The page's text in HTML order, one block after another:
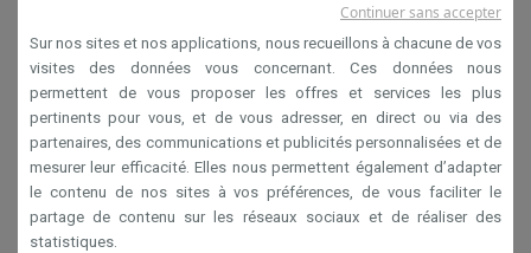
Conditions générales de vente
Privacy
Disclaimer
Cookies
Sur nos sites et nos applications, nous recueillons à chacune de vos
visites des données vous concernant. Ces données nous
permettent de vous proposer les offres et services les plus
pertinents pour vous, et de vous adresser, en direct ou via des
partenaires, des communications et publicités personnalisées et de
mesurer leur efficacité. Elles nous permettent également d’adapter
le contenu de nos sites à vos préférences, de vous faciliter le
partage de contenu sur les réseaux sociaux et de réaliser des
statistiques.
Continuer sans accepter